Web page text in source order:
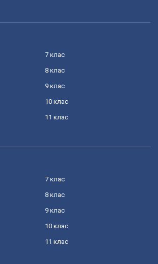
7 клас
8 клас
9 клас
10 клас
11 клас
7 клас
8 клас
9 клас
10 клас
11 клас